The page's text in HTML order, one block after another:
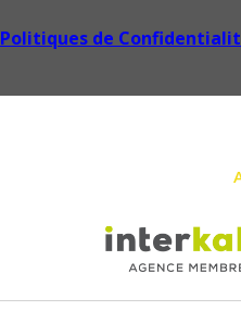
Politiques de